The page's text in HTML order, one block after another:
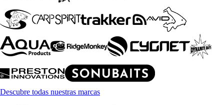
Descubre todas nuestras marcas